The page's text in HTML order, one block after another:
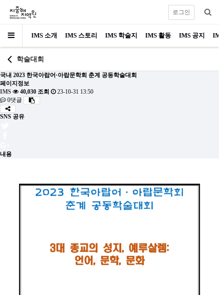
IMS 소개 IMS 스토리 IMS 학술지 IMS 활동 IMS 공지
로그인
학술대회
국내 2023 한국아랍어·아랍문학회 춘계 공동학술대회
페이지정보
IMS
40,030 조회
23-10-31 13:50
0댓글
SNS 공유
내용